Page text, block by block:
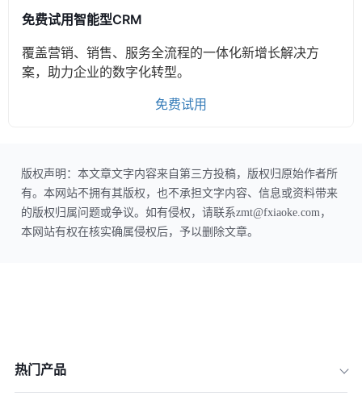
免费试用智能型CRM
覆盖营销、销售、服务全流程的一体化新增长解决方
案，助力企业的数字化转型。
免费试用
版权声明：本文章文字内容来自第三方投稿，版权归原始作者所
有。本网站不拥有其版权，也不承担文字内容、信息或资料带来
的版权归属问题或争议。如有侵权，请联系zmt@fxiaoke.com，
本网站有权在核实确属侵权后，予以删除文章。
热门产品